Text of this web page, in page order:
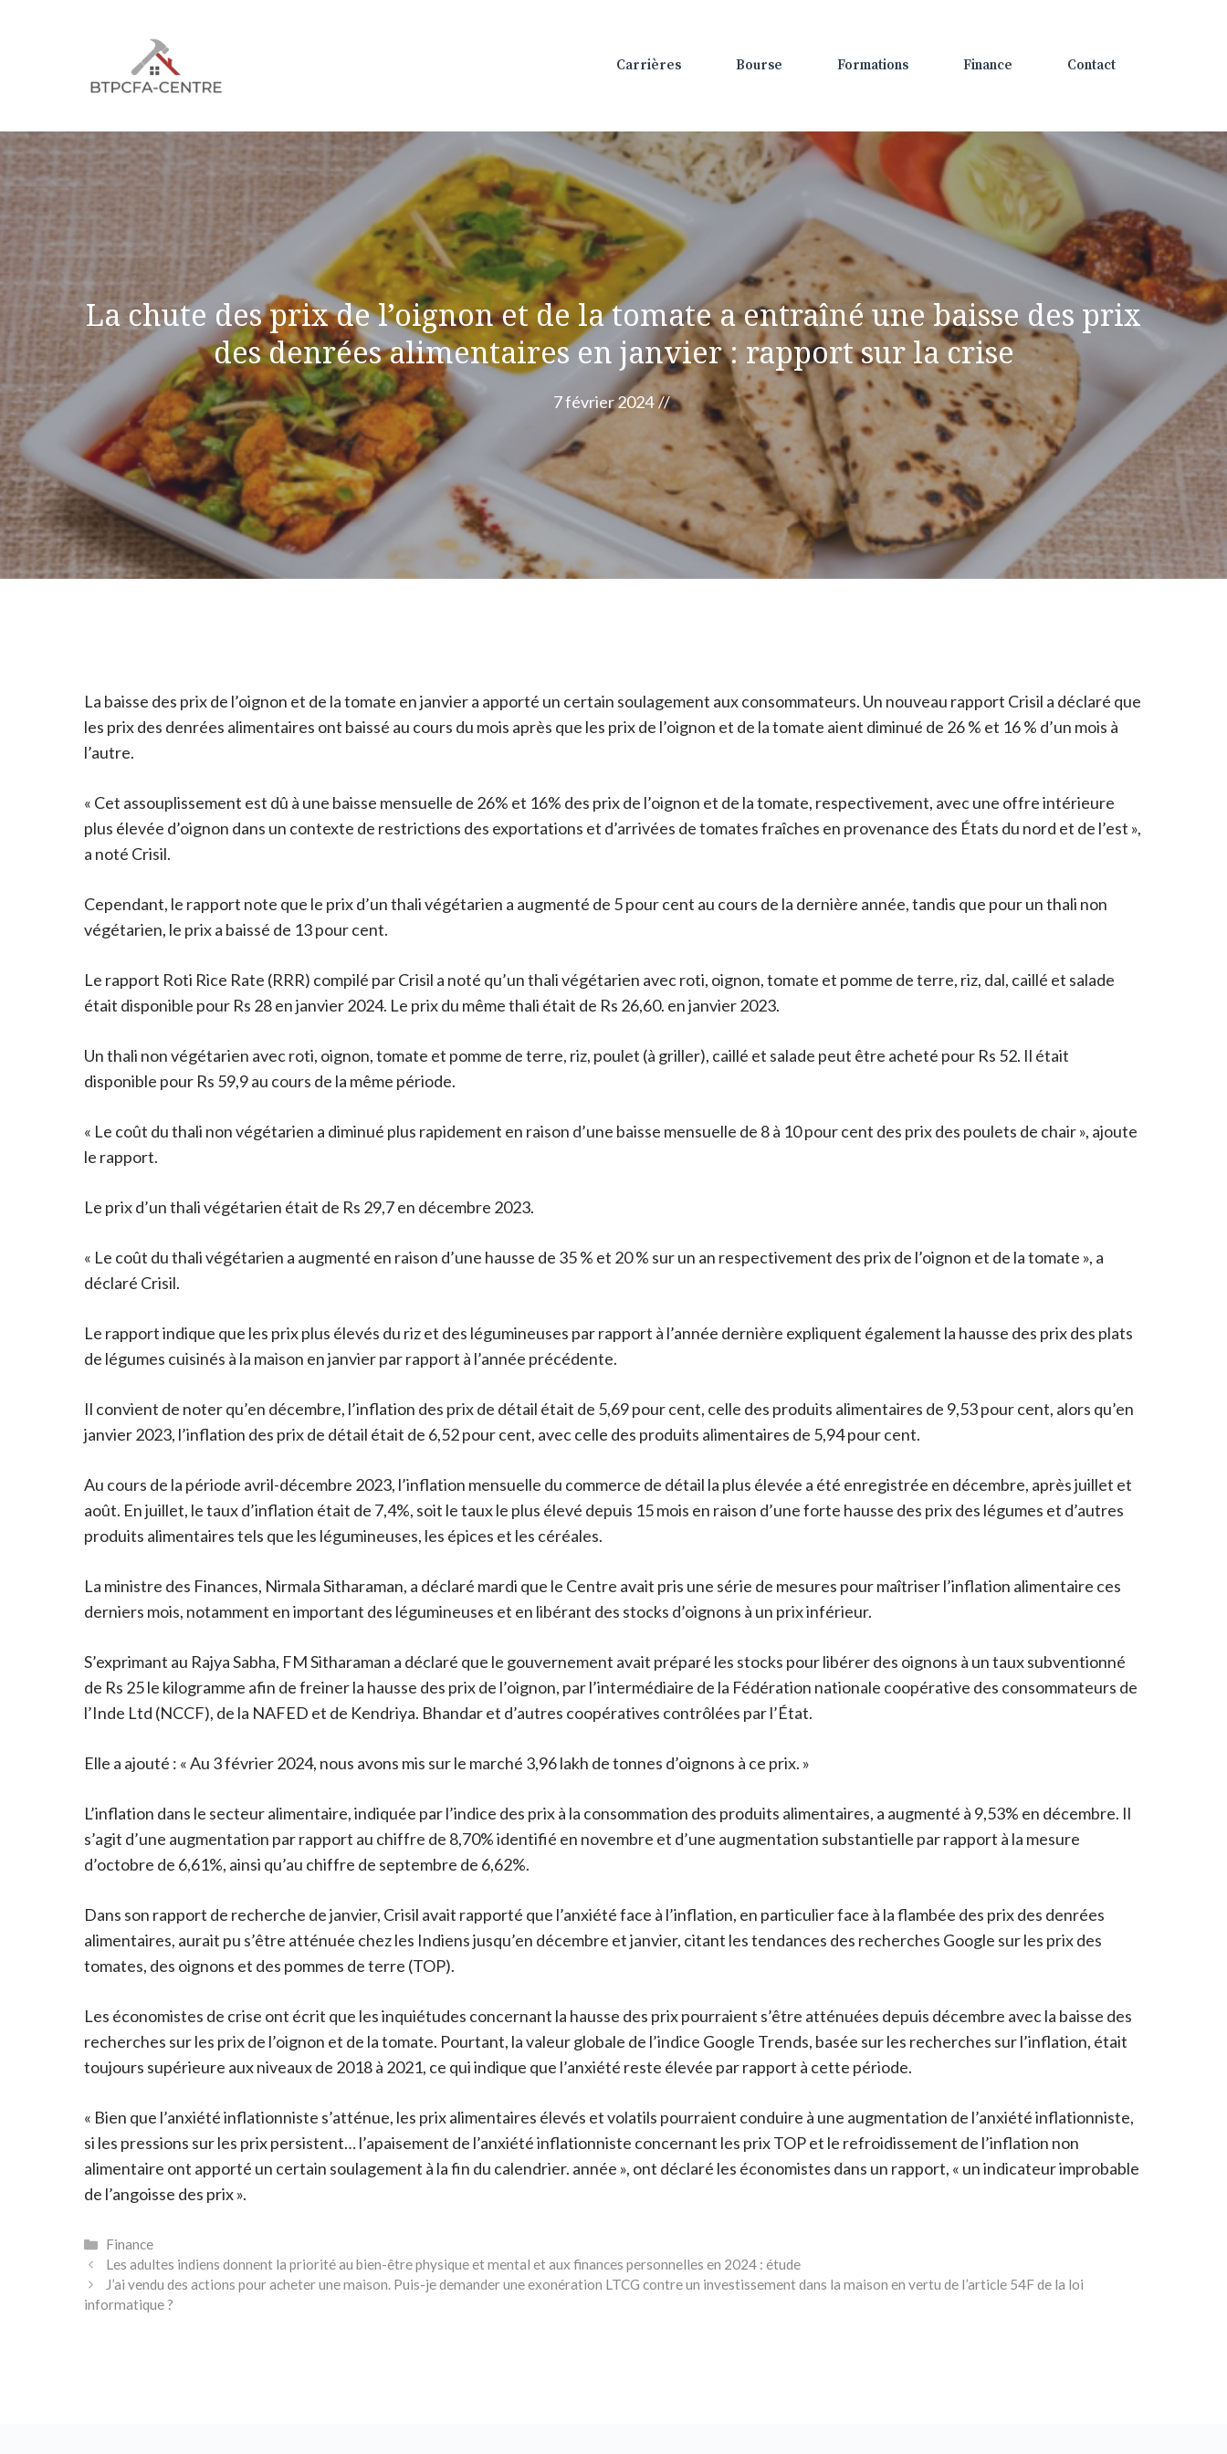
Carrières Bourse Formations Finance Contact
La chute des prix de l’oignon et de la tomate a entraîné une baisse des prix
des denrées alimentaires en janvier : rapport sur la crise
7 février 2024 //
La baisse des prix de l’oignon et de la tomate en janvier a apporté un certain soulagement aux consommateurs. Un nouveau rapport Crisil a déclaré que
les prix des denrées alimentaires ont baissé au cours du mois après que les prix de l’oignon et de la tomate aient diminué de 26 % et 16 % d’un mois à
l’autre.
« Cet assouplissement est dû à une baisse mensuelle de 26% et 16% des prix de l’oignon et de la tomate, respectivement, avec une offre intérieure
plus élevée d’oignon dans un contexte de restrictions des exportations et d’arrivées de tomates fraîches en provenance des États du nord et de l’est »,
a noté Crisil.
Cependant, le rapport note que le prix d’un thali végétarien a augmenté de 5 pour cent au cours de la dernière année, tandis que pour un thali non
végétarien, le prix a baissé de 13 pour cent.
Le rapport Roti Rice Rate (RRR) compilé par Crisil a noté qu’un thali végétarien avec roti, oignon, tomate et pomme de terre, riz, dal, caillé et salade
était disponible pour Rs 28 en janvier 2024. Le prix du même thali était de Rs 26,60. en janvier 2023.
Un thali non végétarien avec roti, oignon, tomate et pomme de terre, riz, poulet (à griller), caillé et salade peut être acheté pour Rs 52. Il était
disponible pour Rs 59,9 au cours de la même période.
« Le coût du thali non végétarien a diminué plus rapidement en raison d’une baisse mensuelle de 8 à 10 pour cent des prix des poulets de chair », ajoute
le rapport.
Le prix d’un thali végétarien était de Rs 29,7 en décembre 2023.
« Le coût du thali végétarien a augmenté en raison d’une hausse de 35 % et 20 % sur un an respectivement des prix de l’oignon et de la tomate », a
déclaré Crisil.
Le rapport indique que les prix plus élevés du riz et des légumineuses par rapport à l’année dernière expliquent également la hausse des prix des plats
de légumes cuisinés à la maison en janvier par rapport à l’année précédente.
Il convient de noter qu’en décembre, l’inflation des prix de détail était de 5,69 pour cent, celle des produits alimentaires de 9,53 pour cent, alors qu’en
janvier 2023, l’inflation des prix de détail était de 6,52 pour cent, avec celle des produits alimentaires de 5,94 pour cent.
Au cours de la période avril-décembre 2023, l’inflation mensuelle du commerce de détail la plus élevée a été enregistrée en décembre, après juillet et
août. En juillet, le taux d’inflation était de 7,4%, soit le taux le plus élevé depuis 15 mois en raison d’une forte hausse des prix des légumes et d’autres
produits alimentaires tels que les légumineuses, les épices et les céréales.
La ministre des Finances, Nirmala Sitharaman, a déclaré mardi que le Centre avait pris une série de mesures pour maîtriser l’inflation alimentaire ces
derniers mois, notamment en important des légumineuses et en libérant des stocks d’oignons à un prix inférieur.
S’exprimant au Rajya Sabha, FM Sitharaman a déclaré que le gouvernement avait préparé les stocks pour libérer des oignons à un taux subventionné
de Rs 25 le kilogramme afin de freiner la hausse des prix de l’oignon, par l’intermédiaire de la Fédération nationale coopérative des consommateurs de
l’Inde Ltd (NCCF), de la NAFED et de Kendriya. Bhandar et d’autres coopératives contrôlées par l’État.
Elle a ajouté : « Au 3 février 2024, nous avons mis sur le marché 3,96 lakh de tonnes d’oignons à ce prix. »
L’inflation dans le secteur alimentaire, indiquée par l’indice des prix à la consommation des produits alimentaires, a augmenté à 9,53% en décembre. Il
s’agit d’une augmentation par rapport au chiffre de 8,70% identifié en novembre et d’une augmentation substantielle par rapport à la mesure
d’octobre de 6,61%, ainsi qu’au chiffre de septembre de 6,62%.
Dans son rapport de recherche de janvier, Crisil avait rapporté que l’anxiété face à l’inflation, en particulier face à la flambée des prix des denrées
alimentaires, aurait pu s’être atténuée chez les Indiens jusqu’en décembre et janvier, citant les tendances des recherches Google sur les prix des
tomates, des oignons et des pommes de terre (TOP).
Les économistes de crise ont écrit que les inquiétudes concernant la hausse des prix pourraient s’être atténuées depuis décembre avec la baisse des
recherches sur les prix de l’oignon et de la tomate. Pourtant, la valeur globale de l’indice Google Trends, basée sur les recherches sur l’inflation, était
toujours supérieure aux niveaux de 2018 à 2021, ce qui indique que l’anxiété reste élevée par rapport à cette période.
« Bien que l’anxiété inflationniste s’atténue, les prix alimentaires élevés et volatils pourraient conduire à une augmentation de l’anxiété inflationniste,
si les pressions sur les prix persistent… l’apaisement de l’anxiété inflationniste concernant les prix TOP et le refroidissement de l’inflation non
alimentaire ont apporté un certain soulagement à la fin du calendrier. année », ont déclaré les économistes dans un rapport, « un indicateur improbable
de l’angoisse des prix ».
Catégories
Finance
Les adultes indiens donnent la priorité au bien-être physique et mental et aux finances personnelles en 2024 : étude
J’ai vendu des actions pour acheter une maison. Puis-je demander une exonération LTCG contre un investissement dans la maison en vertu de l’article 54F de la loi
informatique ?